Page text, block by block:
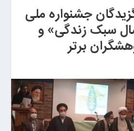
جشنواره ملی
سبک زندگی» و
برتر